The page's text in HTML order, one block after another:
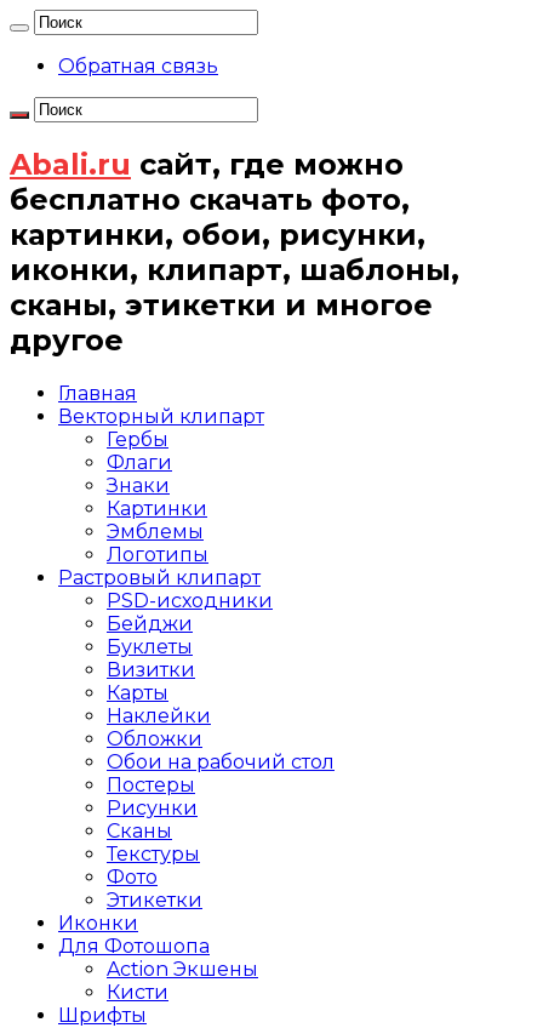
Обратная связь
Abali.ru сайт, где можно
бесплатно скачать фото,
картинки, обои, рисунки,
иконки, клипарт, шаблоны,
сканы, этикетки и многое
другое
Главная
Векторный клипарт
Гербы
Флаги
Знаки
Картинки
Эмблемы
Логотипы
Растровый клипарт
PSD-исходники
Бейджи
Буклеты
Визитки
Карты
Наклейки
Обложки
Обои на рабочий стол
Постеры
Рисунки
Сканы
Текстуры
Фото
Этикетки
Иконки
Для Фотошопа
Action Экшены
Кисти
Шрифты